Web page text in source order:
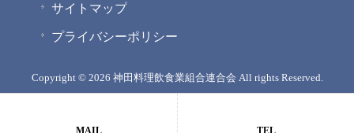
サイトマップ
プライバシーポリシー
Copyright © 2026 神田料理飲食業組合連合会 All rights Reserved.
MAIL TEL